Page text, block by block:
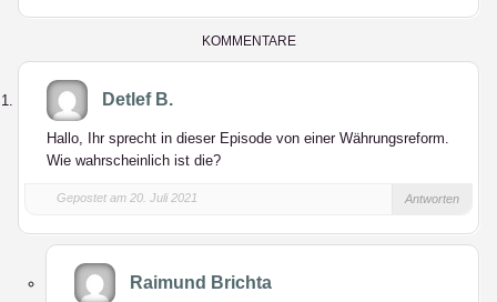
KOMMENTARE
Detlef B.
Hallo, Ihr sprecht in dieser Episode von einer Währungsreform.
Wie wahrscheinlich ist die?
Gepostet am 20. Juli 2021 Antworten
Raimund Brichta